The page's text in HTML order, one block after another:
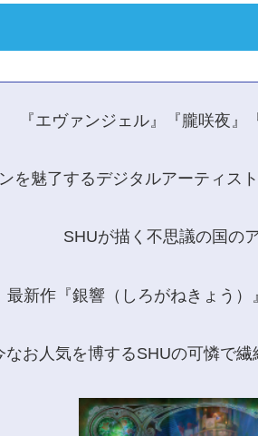
『エヴァンジェル』『朧咲夜』
を魅了するデジタルアーティス
SHUが描く不思議の国の
最新作『銀響（しろがねきょう）
なお人気を博するSHUの可憐で